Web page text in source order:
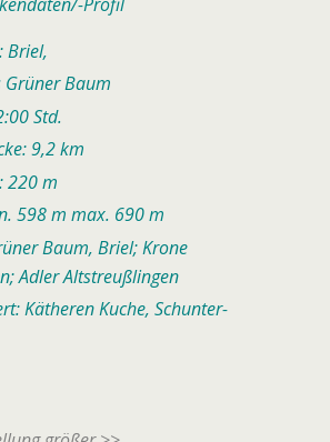
Briel,
Grüner Baum
Std.
9,2 km
220 m
598 m max. 690 m
Baum, Briel; Krone
Adler Altstreußlingen
Kätheren Kuche, Schunter-